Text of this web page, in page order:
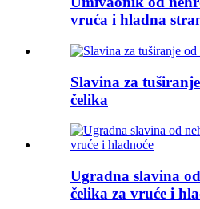
vruća i hladna
Slavina za
čelika
Ugradna slavina
čelika za vruće i